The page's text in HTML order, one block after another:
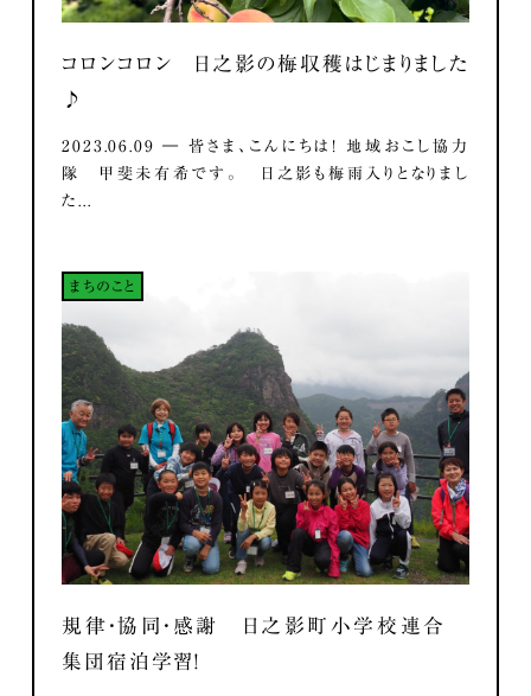
コロンコロン 日之影の梅収穫はじまりました
♪
2023.06.09 ― 皆さま、こんにちは！ 地域おこし協力
隊 甲斐未有希です。 日之影も梅雨入りとなりまし
た...
まちのこと
規律・協同・感謝 日之影町小学校連合
集団宿泊学習！